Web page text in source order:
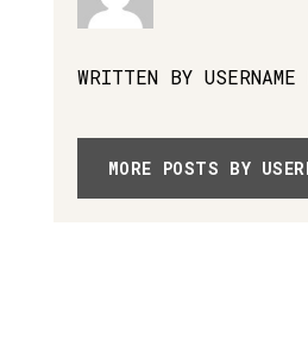
WRITTEN BY USERNAME
MORE POSTS BY